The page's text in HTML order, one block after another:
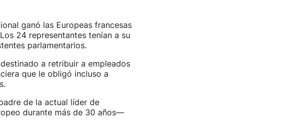
ganó las Europeas francesas
24 representantes tenían a su
parlamentarios.
a retribuir a empleados
que le obligó incluso a
de la actual líder de
durante más de 30 años—